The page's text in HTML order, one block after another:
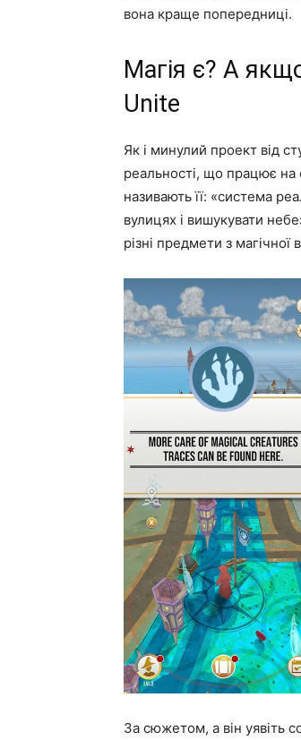
вона краще попередниці.
Магія є? А
Unite
Як і минулий проект від
реальності, що працює на
називають її: «система
вулицях і вишукувати
різні предмети з магічної
За сюжетом, а він уявіть